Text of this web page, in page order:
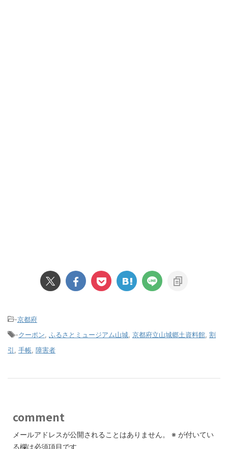
-京都府
-クーポン ふるさとミュージアム山城 京都府立山城郷土資料館 割
引
手帳 障害者
comment
メールアドレスが公開されることはありません。 ※ が付いてい
る欄は必須項目です